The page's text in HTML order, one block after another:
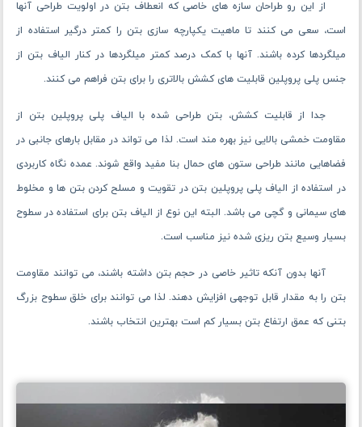
از این رو طراحان سازه های خاصی که انعطاف بتن در اولویت طراحی آنها
است، سعی می ‌کنند تا ماهیت یکپارچه سازی بتن را کمتر درگیر استفاده از
میلگردها کرده باشند. آنها با کمک درصد کمتر میلگردها در کنار الیاف بتن از
جنس پلی پروپلین قابلیت های کشش بالاتری را برای بتن فراهم می ‌کنند.
جدا از قابلیت کشش، بتن طراحی شده با الیاف پلی پروپلین بتن از
مقاومت خمشی بالایی نیز بهره ‌مند است. لذا می تواند در مقابل بارهای جانبی در
فضاهایی مانند طراحی ستون های حمال بنا مفید واقع شوند. عمده نگاه کاربردی
در استفاده از الیاف پلی پروپلین بتن در تقویت و مسلح کردن بتن ها و مخلوط
های سیمانی و گچی می باشد. البته این نوع از الیاف بتن برای استفاده در سطوح
بسیار وسیع بتن ریزی شده نیز مناسب است.
آنها بدون آنکه تاثیر خاصی در حجم بتن داشته باشند، می توانند مقاومت
بتن را به مقدار قابل توجهی افزایش دهند. لذا می توانند برای خلق سطوح بزرگ
بتنی که عمق ارتفاع بتن بسیار کم است بهترین انتخاب باشند.